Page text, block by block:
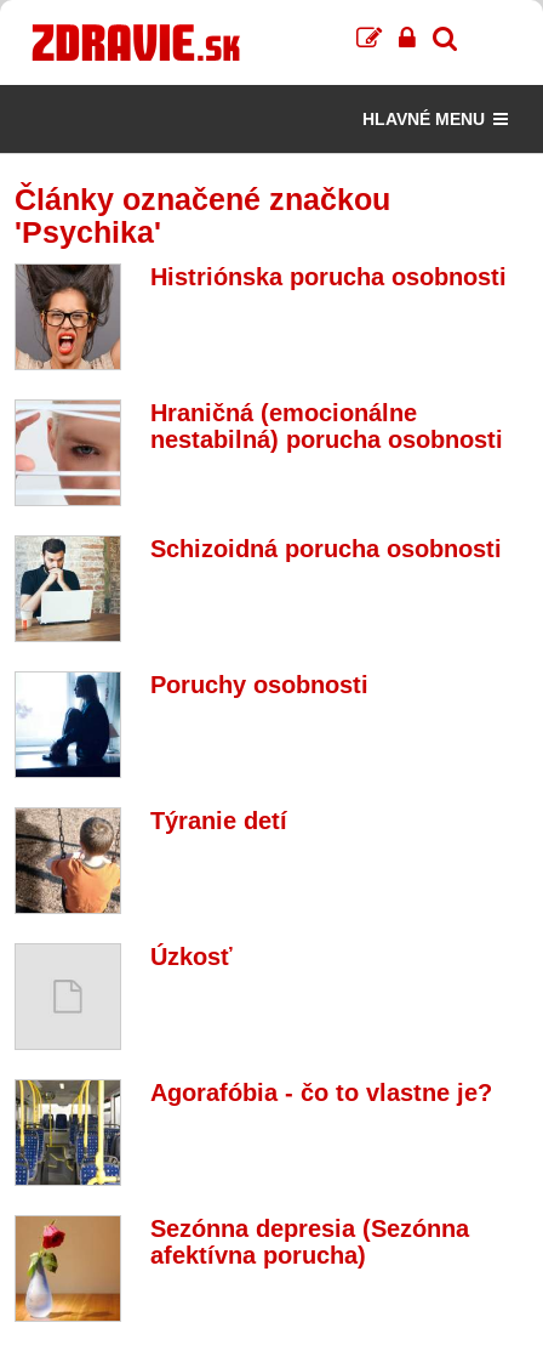
HLAVNÉ MENU
Články označené značkou
'Psychika'
Histriónska porucha osobnosti
Hraničná (emocionálne
nestabilná) porucha osobnosti
Schizoidná porucha osobnosti
Poruchy osobnosti
Týranie detí
Úzkosť
Agorafóbia - čo to vlastne je?
Sezónna depresia (Sezónna
afektívna porucha)